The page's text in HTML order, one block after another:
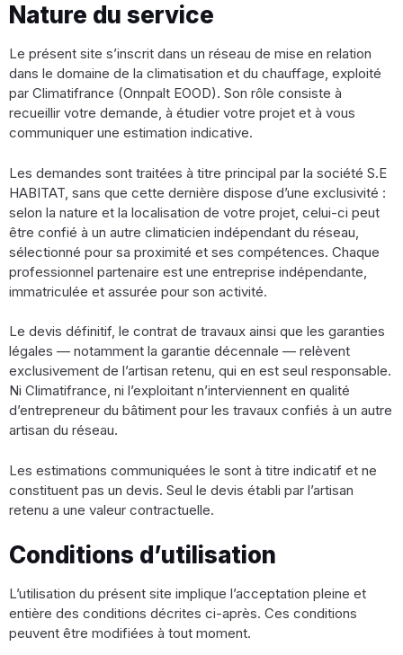
Nature du service
Le présent site s’inscrit dans un réseau de mise en relation
dans le domaine de la climatisation et du chauffage, exploité
par Climatifrance (Onnpalt EOOD). Son rôle consiste à
recueillir votre demande, à étudier votre projet et à vous
communiquer une estimation indicative.
Les demandes sont traitées à titre principal par la société S.E
HABITAT, sans que cette dernière dispose d’une exclusivité :
selon la nature et la localisation de votre projet, celui-ci peut
être confié à un autre climaticien indépendant du réseau,
sélectionné pour sa proximité et ses compétences. Chaque
professionnel partenaire est une entreprise indépendante,
immatriculée et assurée pour son activité.
Le devis définitif, le contrat de travaux ainsi que les garanties
légales — notamment la garantie décennale — relèvent
exclusivement de l’artisan retenu, qui en est seul responsable.
Ni Climatifrance, ni l’exploitant n’interviennent en qualité
d’entrepreneur du bâtiment pour les travaux confiés à un autre
artisan du réseau.
Les estimations communiquées le sont à titre indicatif et ne
constituent pas un devis. Seul le devis établi par l’artisan
retenu a une valeur contractuelle.
Conditions d’utilisation
L’utilisation du présent site implique l’acceptation pleine et
entière des conditions décrites ci-après. Ces conditions
peuvent être modifiées à tout moment.